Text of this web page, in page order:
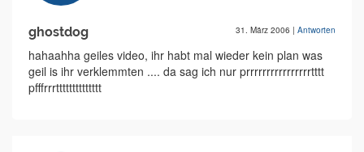
ghostdog 31. März 2006 | Antworten
hahaahha geiles video, ihr habt mal wieder kein plan was
geil is ihr verklemmten .... da sag ich nur prrrrrrrrrrrrrrrrtttt
pfffrrrtttttttttttttt